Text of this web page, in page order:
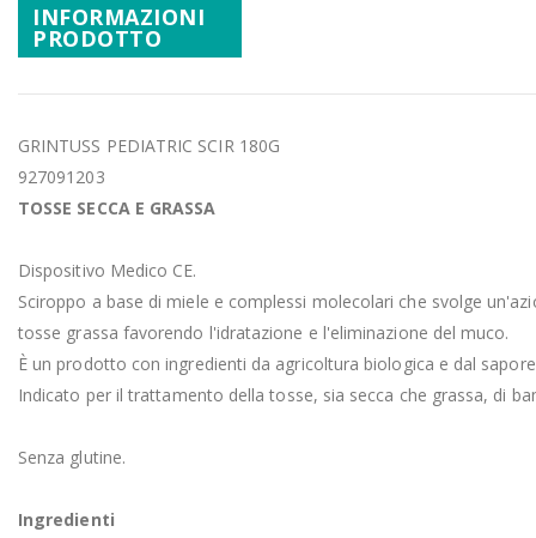
INFORMAZIONI
PRODOTTO
GRINTUSS PEDIATRIC SCIR 180G
927091203
TOSSE SECCA E GRASSA
Dispositivo Medico CE.
Sciroppo a base di miele e complessi molecolari che svolge
tosse grassa favorendo l'idratazione e l'eliminazione del muco.
È un prodotto con ingredienti da agricoltura biologica e dal
Indicato per il trattamento della tosse, sia secca che grassa, di
Senza glutine.
Ingredienti